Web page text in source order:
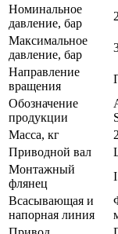
Номинальное
давление, бар
Максимальное
давление, бар
Направление
вращения
Обозначение
продукции
Масса, кг
Приводной вал
Монтажный
флянец
Всасывающая и
напорная линия